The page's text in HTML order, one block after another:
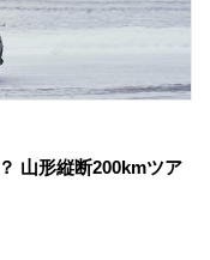
山形縦断200kmツア